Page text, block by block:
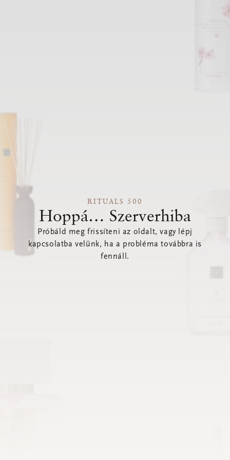
RITUALS 500
Hoppá… Szerverhiba
Próbáld meg frissíteni az oldalt, vagy lépj
kapcsolatba velünk, ha a probléma továbbra is
fennáll.